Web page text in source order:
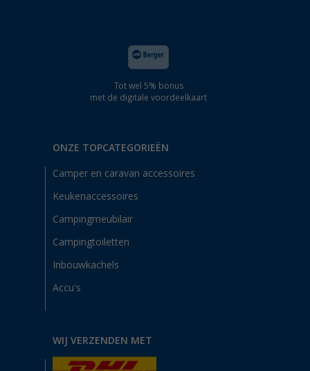
Tot wel 5% bonus
met de digitale voordeelkaart
ONZE TOPCATEGORIEËN
Camper en caravan accessoires
Keukenaccessoires
Campingmeubilair
Campingtoiletten
Inbouwkachels
Accu's
WIJ VERZENDEN MET